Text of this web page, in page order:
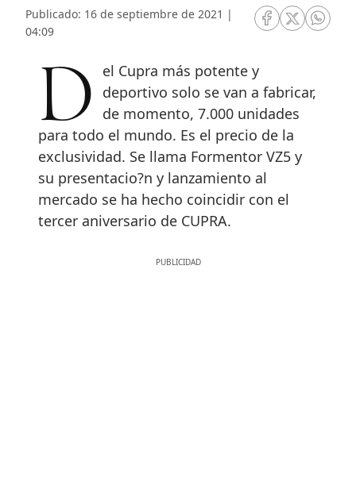
Publicado: 16 de septiembre de 2021 |
04:09
RRSS Facebook
RRSSRRSS
Del Cupra más potente y
deportivo solo se van a fabricar,
de momento, 7.000 unidades
para todo el mundo. Es el precio de la
exclusividad. Se llama Formentor VZ5 y
su presentacio?n y lanzamiento al
mercado se ha hecho coincidir con el
tercer aniversario de CUPRA.